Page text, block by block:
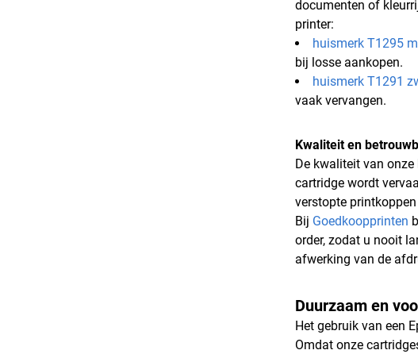
documenten of
printer:
huismerk T1295
bij losse aankopen.
huismerk T1291
vaak vervangen.
Kwaliteit en
De kwaliteit van
cartridge wordt
verstopte
Bij Goedkoopprinten
order, zodat u nooit
afwerking van de
Duurzaam en
Het gebruik van een
Omdat onze